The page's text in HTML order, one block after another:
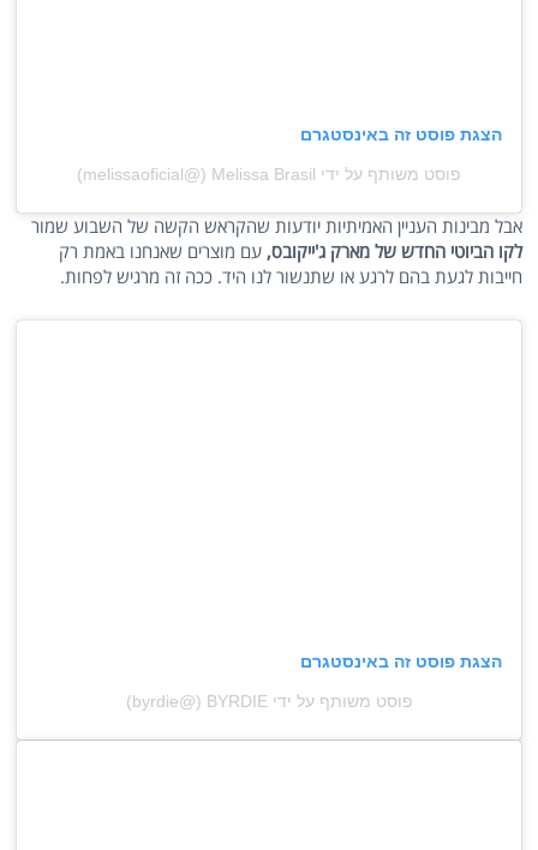
הצגת פוסט זה באינסטגרם
פוסט משותף על ידי ‏‎Melissa Brasil‎‏ (@‏‎melissaoficial‎‏)
אבל מבינות העניין האמיתיות יודעות שהקראש הקשה של השבוע שמור
לקו הביוטי החדש של מארק ג'ייקובס,עם מוצרים שאנחנו באמת רק
חייבות לגעת בהם לרגע או שתנשור לנו היד. ככה זה מרגיש לפחות.
הצגת פוסט זה באינסטגרם
פוסט משותף על ידי ‏‎BYRDIE‎‏ (@‏‎byrdie‎‏)